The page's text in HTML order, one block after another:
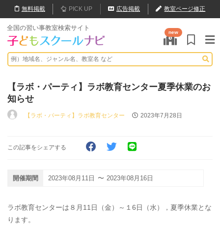
無料掲載 PICK UP 広告掲載 教室ページ修正
全国の習い事教室検索サイト
new
【ラボ・パーティ】ラボ教育センター夏季休業のお
知らせ
【ラボ・パーティ】ラボ教育センター 2023年7月28日
この記事をシェアする
開催期間 2023年08月11日 〜 2023年08月16日
ラボ教育センターは８月11日（金）～１6日（水），夏季休業とな
ります。